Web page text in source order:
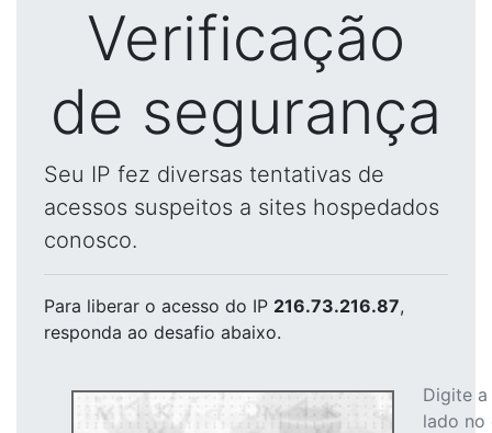
Verificação
de segurança
Seu IP fez diversas tentativas de
acessos suspeitos a sites hospedados
conosco.
Para liberar o acesso do IP 216.73.216.87,
responda ao desafio abaixo.
Digite
lado no